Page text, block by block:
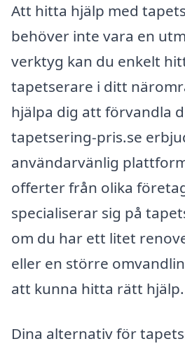
Att hitta hjälp med
behöver inte vara en
verktyg kan du enkelt
tapetserare i ditt
hjälpa dig att förvandla
tapetsering-pris.se
användarvänlig
offerter från olika
specialiserar sig på
om du har ett litet
eller en större
att kunna hitta rätt hjälp.
Dina alternativ för